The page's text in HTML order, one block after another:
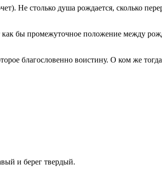
Не столько душа рождается, сколько
бы промежуточное положение между
благословенно воистину. О ком же
и берег твердый.